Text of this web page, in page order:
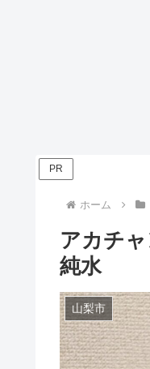
PR
ホーム
アカチ
純水
山梨市